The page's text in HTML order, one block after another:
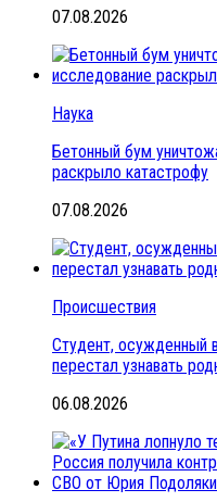
07.08.2026
Наука
Бетонный бум
раскрыло катастрофу
07.08.2026
Происшествия
Студент, осужденный
перестал узнавать
06.08.2026